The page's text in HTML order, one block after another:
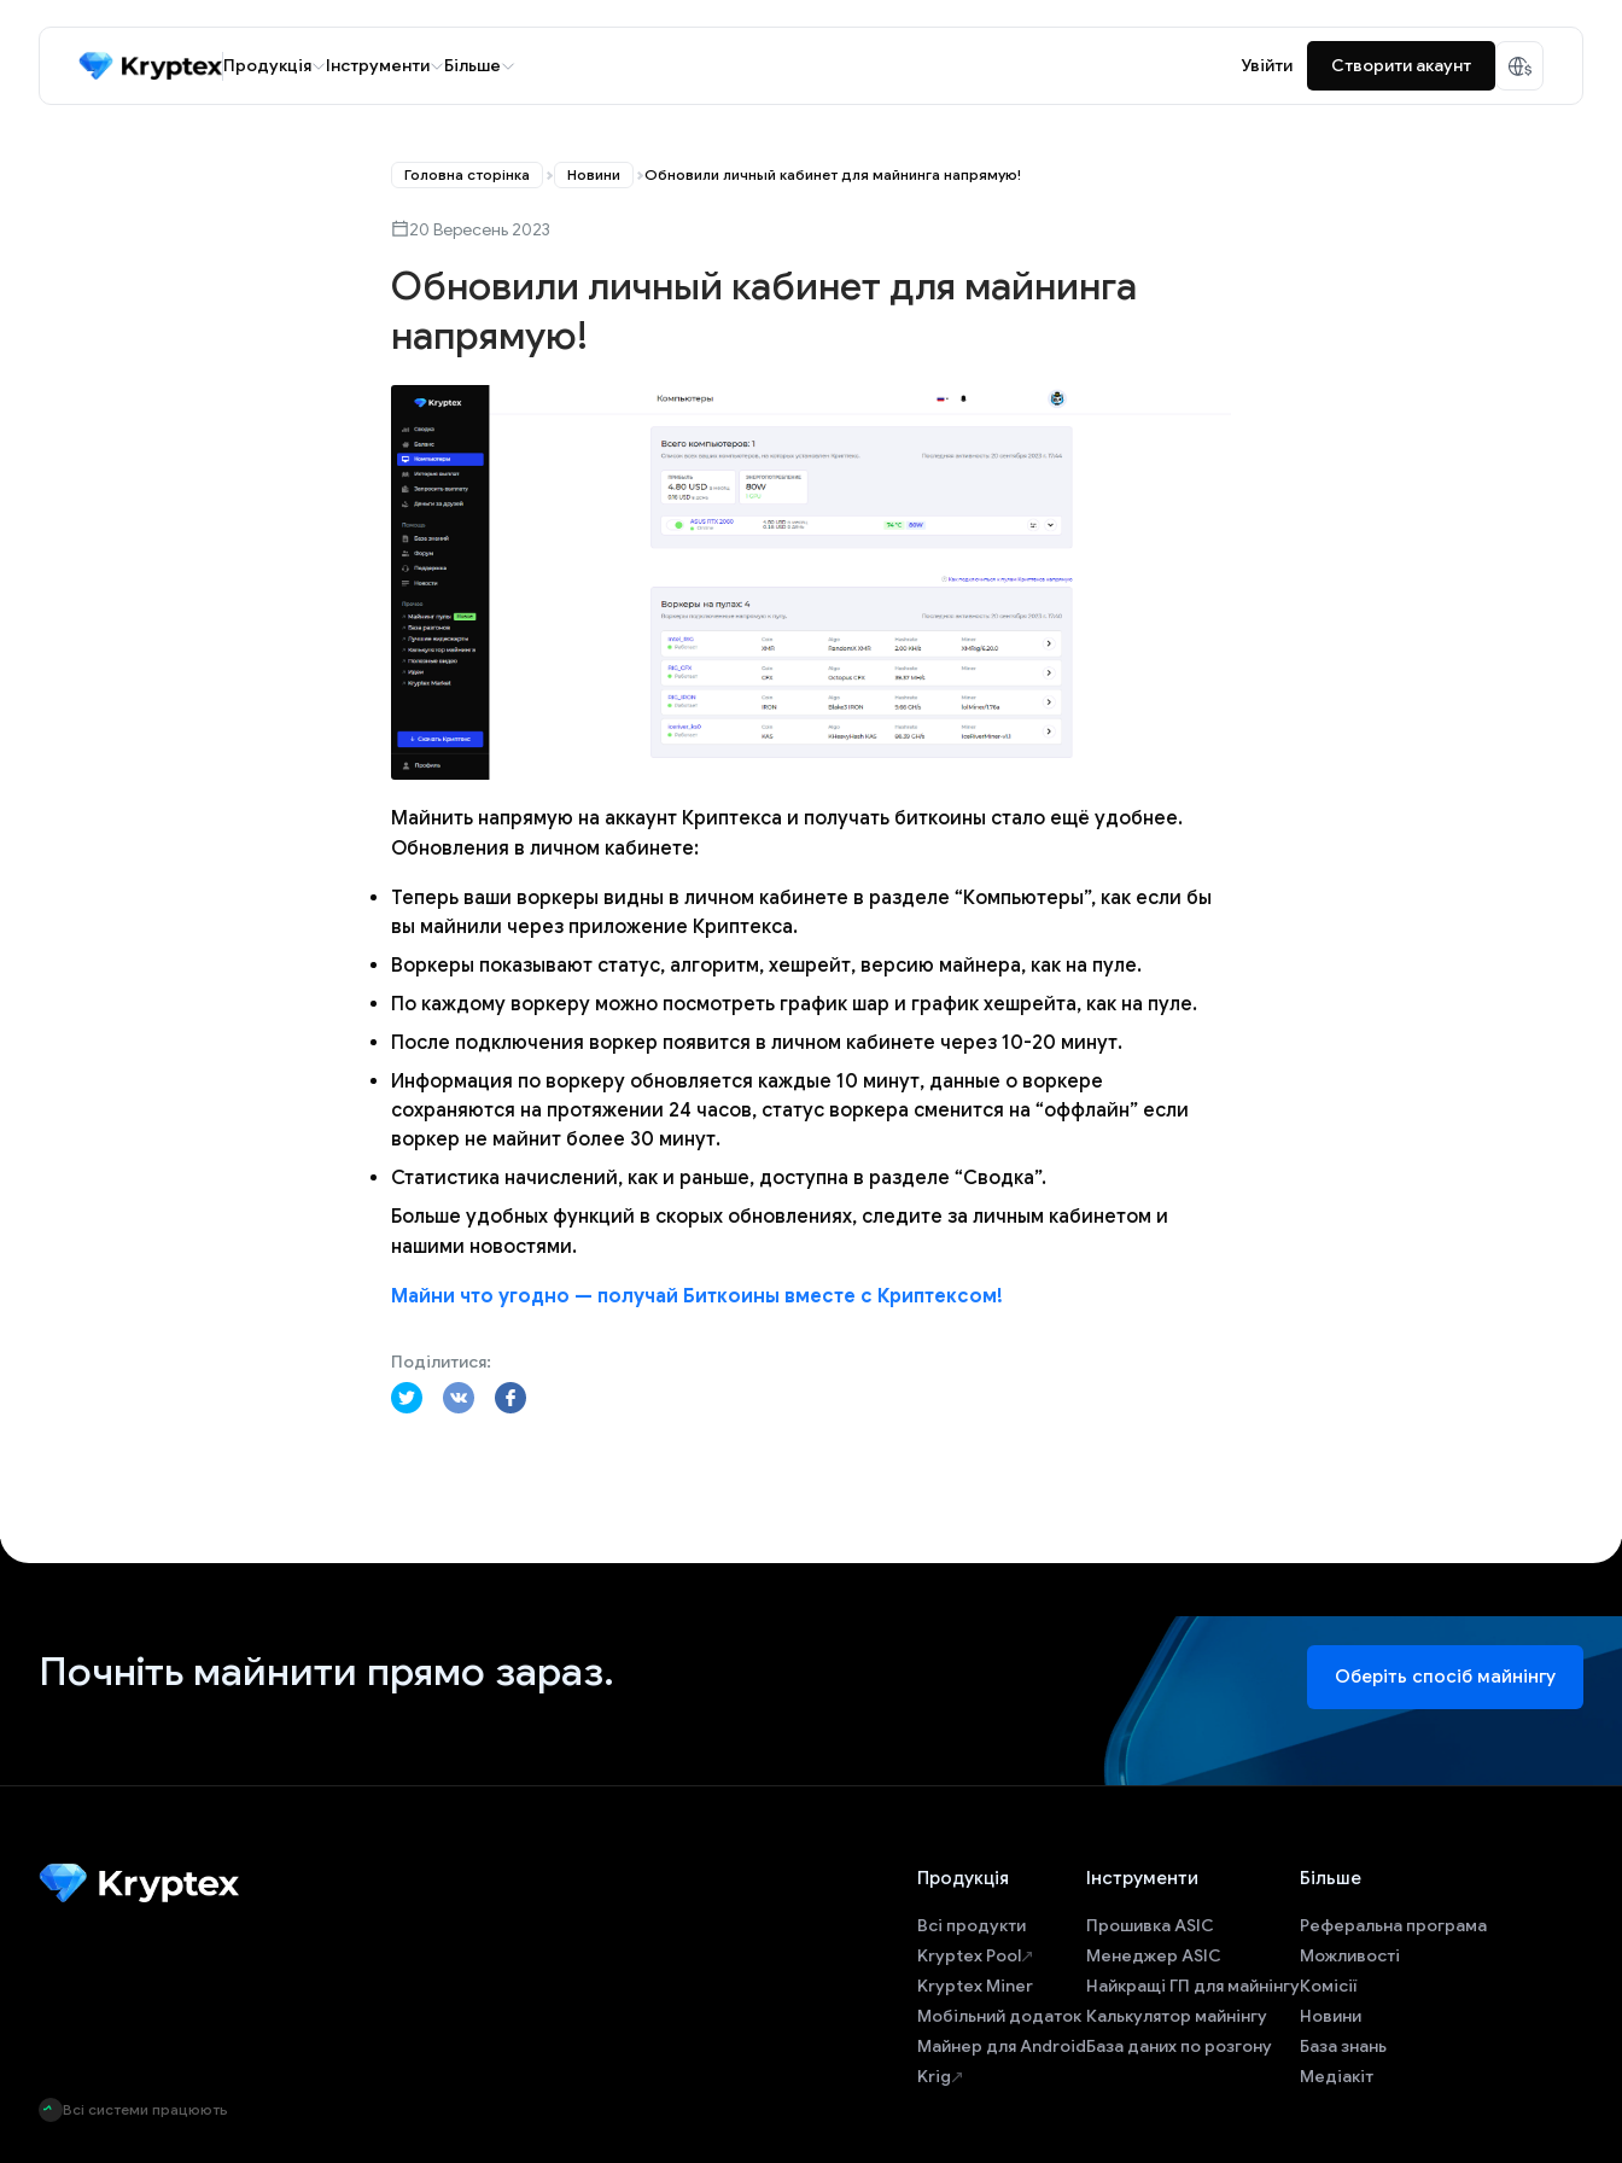
Продукція Інструменти Більше Увійти Створити акаунт
Головна сторінка Новини Обновили личный кабинет для майнинга напрямую!
20 Вересень 2023
Обновили личный кабинет для майнинга
напрямую!
Майнить напрямую на аккаунт Криптекса и получать биткоины стало ещё удобнее.
Обновления в личном кабинете:
Теперь ваши воркеры видны в личном кабинете в разделе “Компьютеры”, как если бы
вы майнили через приложение Криптекса.
Воркеры показывают статус, алгоритм, хешрейт, версию майнера, как на пуле.
По каждому воркеру можно посмотреть график шар и график хешрейта, как на пуле.
После подключения воркер появится в личном кабинете через 10-20 минут.
Информация по воркеру обновляется каждые 10 минут, данные о воркере
сохраняются на протяжении 24 часов, статус воркера сменится на “оффлайн” если
воркер не майнит более 30 минут.
Статистика начислений, как и раньше, доступна в разделе “Сводка”.
Больше удобных функций в скорых обновлениях, следите за личным кабинетом и
нашими новостями.
Майни что угодно — получай Биткоины вместе с Криптексом!
Поділитися:
Почніть майнити прямо зараз. Оберіть спосіб майнінгу
Всі системи працюють
Продукція
Всі продукти
Kryptex Pool
Kryptex Miner
Мобільний додаток
Майнер для Android
Krig
Інструменти
Прошивка ASIC
Менеджер ASIC
Найкращі ГП для майнінгу
Калькулятор майнінгу
База даних по розгону
Більше
Реферальна програма
Можливості
Комісії
Новини
База знань
Медіакіт